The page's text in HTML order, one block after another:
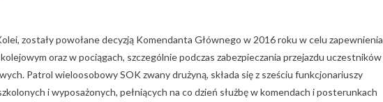
zostały powołane decyzją Komendanta Głównego w 2016 roku w celu zapewnienia
oraz w pociągach, szczególnie podczas zabezpieczania przejazdu uczestników
Patrol wieloosobowy SOK zwany drużyną, składa się z sześciu funkcjonariuszy
i wyposażonych, pełniących na co dzień służbę w komendach i posterunkach